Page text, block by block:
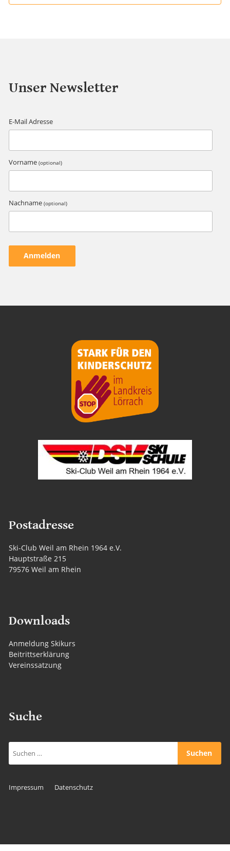
Unser Newsletter
E-Mail Adresse
Vorname (optional)
Nachname (optional)
Postadresse
Ski-Club Weil am Rhein 1964 e.V.
Hauptstraße 215
79576 Weil am Rhein
Downloads
Anmeldung Skikurs
Beitrittserklärung
Vereinssatzung
Suche
Suchen
nach:
Impressum Datenschutz